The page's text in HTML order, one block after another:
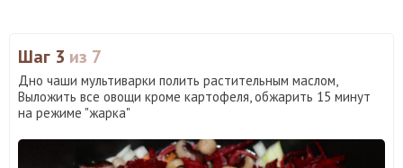
Шаг 3 из 7
Дно чаши мультиварки полить растительным маслом,
Выложить все овощи кроме картофеля, обжарить 15 минут
на режиме "жарка"